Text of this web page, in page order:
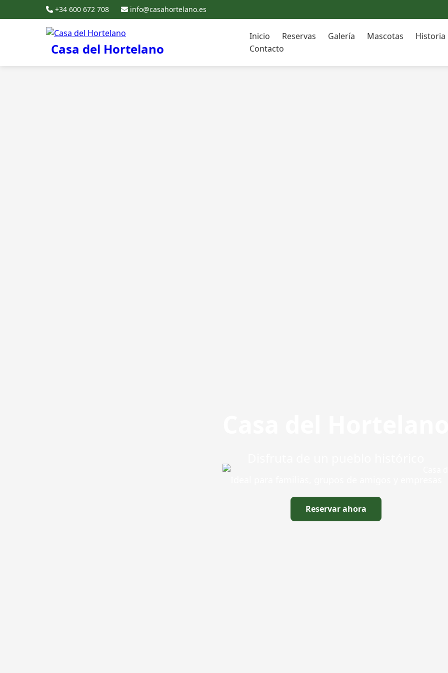
+34 600 672 708 info@casahortelano.es
Casa del Hortelano
Inicio Reservas Galería Mascotas
Historia
Contacto
Reservar ahora